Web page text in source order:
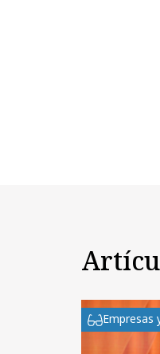
Empresas